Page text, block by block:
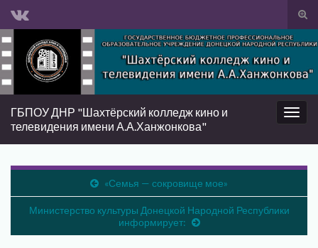
Вкл/
Search for:
Вкл/
ГБПОУ ДНР "Шахтёрский колледж кино и
телевидения имени А.А.Ханжонкова"
«Семья — сокровище мое»
Министерство культуры Донецкой Народной Республики
информирует: